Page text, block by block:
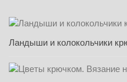
Ландыши и колокольчики